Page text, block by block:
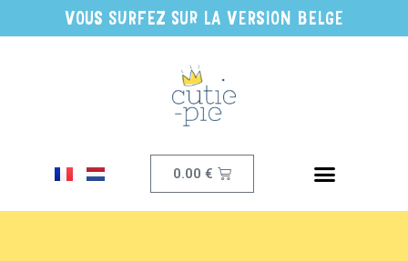
VOUS SURFEZ SUR LA VERSION BELGE
0.00€